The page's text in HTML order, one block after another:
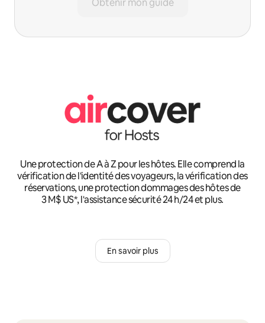
Obtenir mon guide
Une protection de A à Z pour les hôtes. Elle comprend la
vérification de l'identité des voyageurs, la vérification des
réservations, une protection dommages des hôtes de
3 M$ US*, l'assistance sécurité 24 h/24 et plus.
En savoir plus